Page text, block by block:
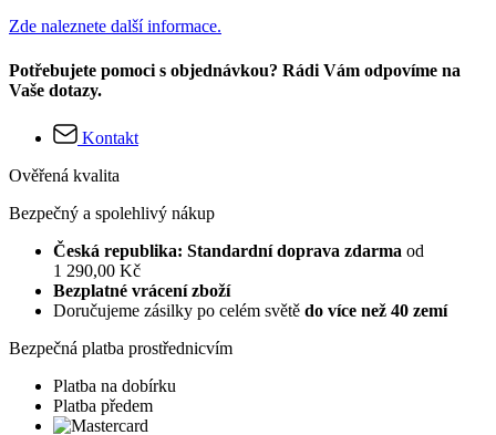
Zde naleznete další informace.
Potřebujete pomoci s objednávkou? Rádi Vám odpovíme na
Vaše dotazy.
Kontakt
Ověřená kvalita
Bezpečný a spolehlivý nákup
Česká republika: Standardní doprava zdarma od
1 290,00 Kč
Bezplatné vrácení zboží
Doručujeme zásilky po celém světě do více než 40 zemí
Bezpečná platba prostřednicvím
Platba na dobírku
Platba předem